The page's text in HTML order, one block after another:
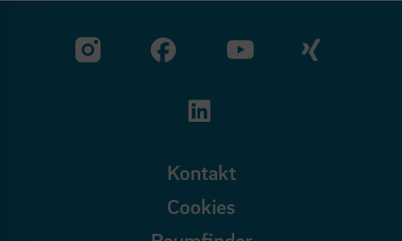
Zu unserer Facebook
Zu
Zu unserer
Kontakt
Cookies